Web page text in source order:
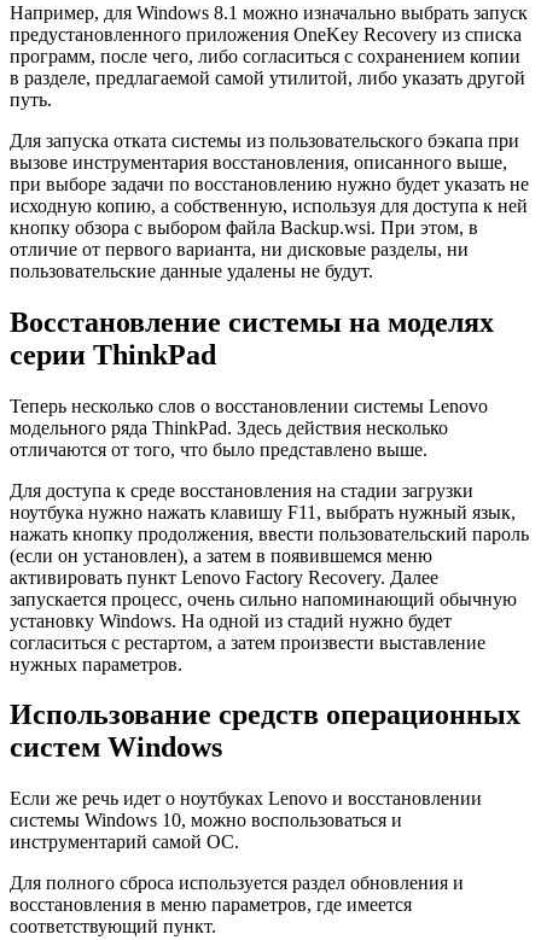
Например, для Windows 8.1 можно изначально выбрать запуск
предустановленного приложения OneKey Recovery из списка
программ, после чего, либо согласиться с сохранением копии
в разделе, предлагаемой самой утилитой, либо указать другой
путь.
Для запуска отката системы из пользовательского бэкапа при
вызове инструментария восстановления, описанного выше,
при выборе задачи по восстановлению нужно будет указать не
исходную копию, а собственную, используя для доступа к ней
кнопку обзора с выбором файла Backup.wsi. При этом, в
отличие от первого варианта, ни дисковые разделы, ни
пользовательские данные удалены не будут.
Восстановление системы на моделях
серии ThinkPad
Теперь несколько слов о восстановлении системы Lenovo
модельного ряда ThinkPad. Здесь действия несколько
отличаются от того, что было представлено выше.
Для доступа к среде восстановления на стадии загрузки
ноутбука нужно нажать клавишу F11, выбрать нужный язык,
нажать кнопку продолжения, ввести пользовательский пароль
(если он установлен), а затем в появившемся меню
активировать пункт Lenovo Factory Recovery. Далее
запускается процесс, очень сильно напоминающий обычную
установку Windows. На одной из стадий нужно будет
согласиться с рестартом, а затем произвести выставление
нужных параметров.
Использование средств операционных
систем Windows
Если же речь идет о ноутбуках Lenovo и восстановлении
системы Windows 10, можно воспользоваться и
инструментарий самой ОС.
Для полного сброса используется раздел обновления и
восстановления в меню параметров, где имеется
соответствующий пункт.